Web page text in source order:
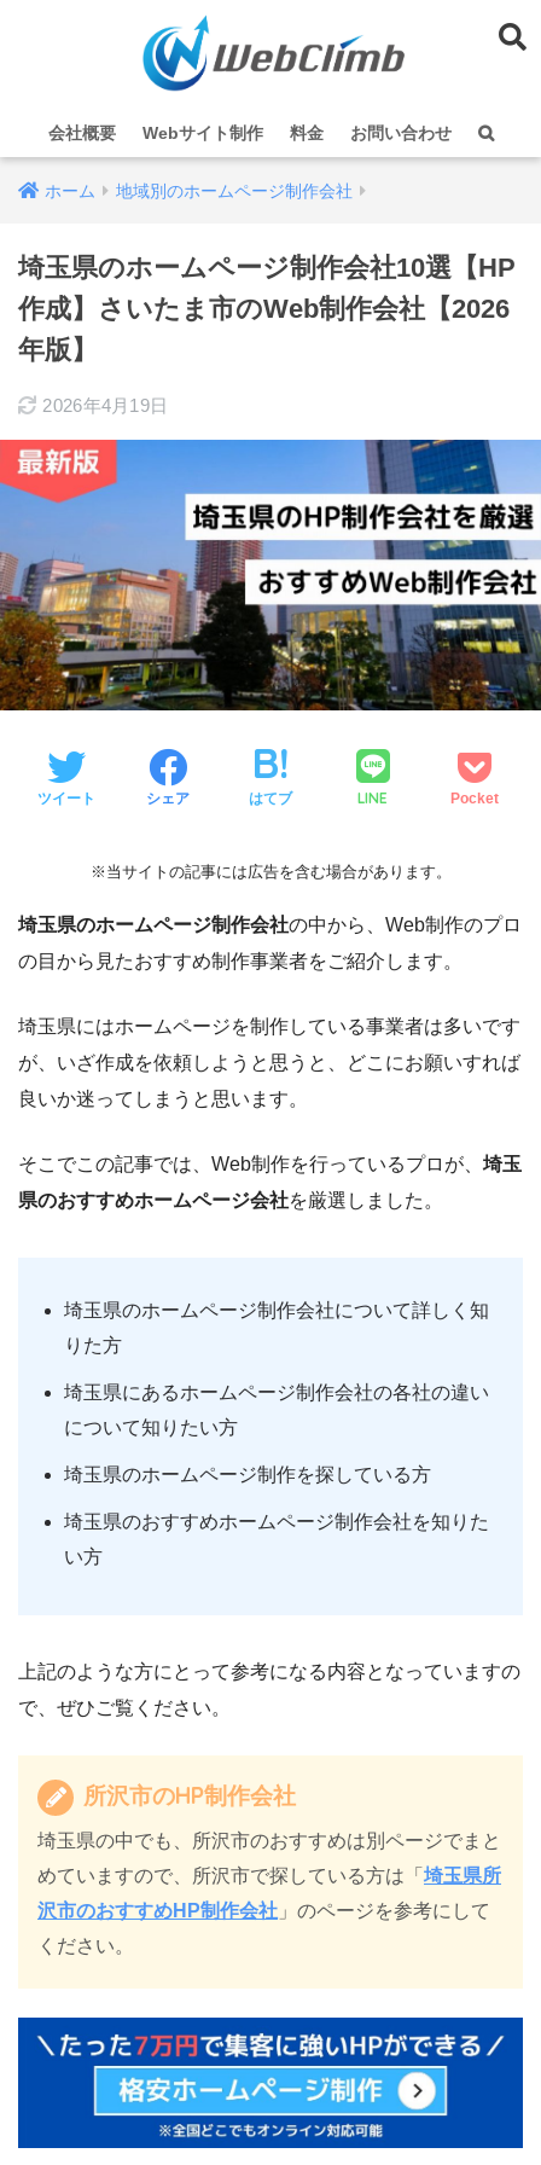
会社概要 Webサイト制作 料金 お問い合わせ
ホーム 地域別のホームページ制作会社
埼玉県のホームページ制作会社10選【HP
作成】さいたま市のWeb制作会社【2026
年版】
2026年4月19日
ツイート シェア はてブ LINE Pocket
※当サイトの記事には広告を含む場合があります。
埼玉県のホームページ制作会社の中から、Web制作のプロ
の目から見たおすすめ制作事業者をご紹介します。
埼玉県にはホームページを制作している事業者は多いです
が、いざ作成を依頼しようと思うと、どこにお願いすれば
良いか迷ってしまうと思います。
そこでこの記事では、Web制作を行っているプロが、 埼玉
県のおすすめホームページ会社を厳選しました。
埼玉県のホームページ制作会社について詳しく知
りた方
埼玉県にあるホームページ制作会社の各社の違い
について知りたい方
埼玉県のホームページ制作を探している方
埼玉県のおすすめホームページ制作会社を知りた
い方
上記のような方にとって参考になる内容となっていますの
で、ぜひご覧ください。
所沢市のHP制作会社
埼玉県の中でも、所沢市のおすすめは別ページでまと
めていますので、所沢市で探している方は「 埼玉県所
沢市のおすすめHP制作会社 」のページを参考にして
ください。